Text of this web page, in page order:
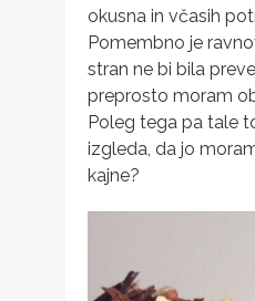
okusna in včasih
Pomembno je
stran ne bi bila
preprosto moram
Poleg tega pa tale
izgleda, da jo
kajne?